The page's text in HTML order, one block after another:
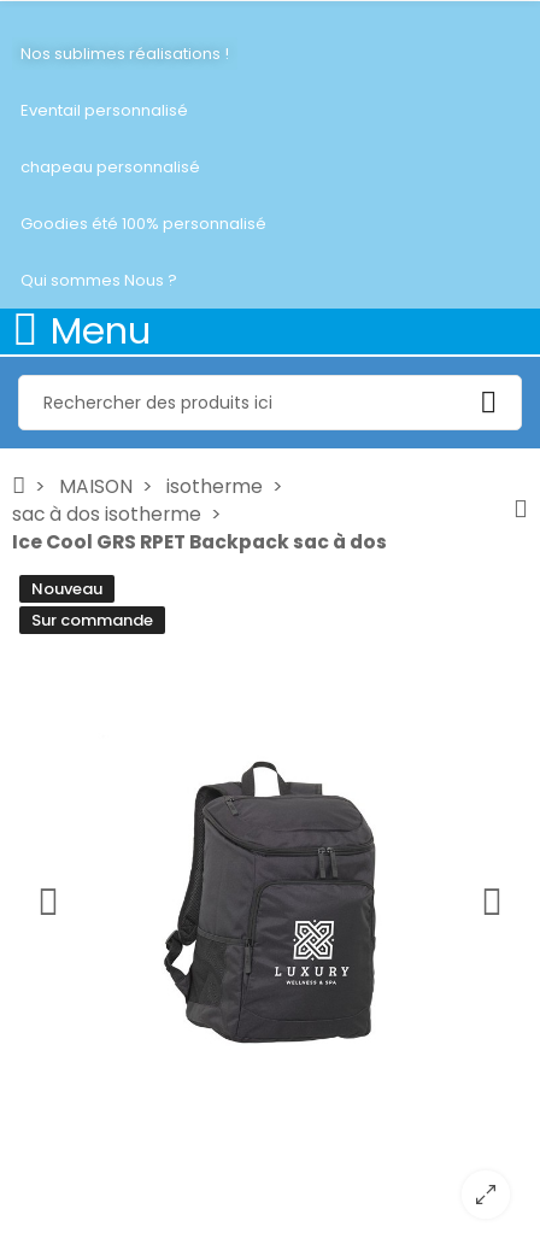
Nos sublimes réalisations !
Eventail personnalisé
chapeau personnalisé
Goodies été 100% personnalisé
Qui sommes Nous ?
Menu
MAISON
isotherme
sac à dos isotherme
Ice Cool GRS RPET Backpack sac à dos
Nouveau
Sur commande